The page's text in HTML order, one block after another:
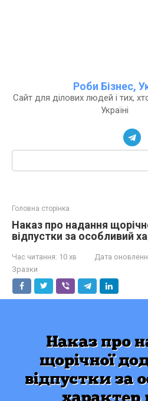
Роби Бізнес,
Сайт для ділових людей і тих,
Україні
Головна сторінка
Наказ про надання
відпустки за особливий
Час читання: 10 хв Дата
Зразки